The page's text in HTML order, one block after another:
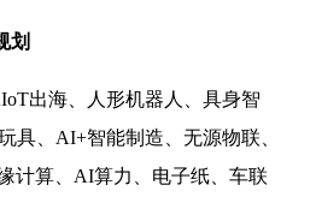
划
出海、人形机器人、具身智
具、AI+智能制造、无源物联、
计算、AI算力、电子纸、车联